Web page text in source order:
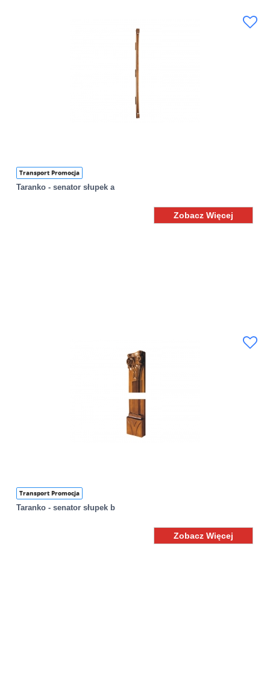
Transport Promocja
Taranko - senator słupek a
Zobacz Więcej
Transport Promocja
Taranko - senator słupek b
Zobacz Więcej